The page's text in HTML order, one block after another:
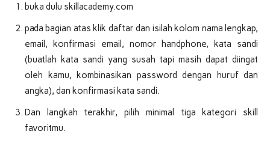
buka dulu skillacademy.com
pada bagian atas klik daftar dan isilah kolom nama lengkap,
email, konfirmasi email, nomor handphone, kata sandi
(buatlah kata sandi yang susah tapi masih dapat diingat
oleh kamu, kombinasikan password dengan huruf dan
angka), dan konfirmasi kata sandi.
Dan langkah terakhir, pilih minimal tiga kategori skill
favoritmu.